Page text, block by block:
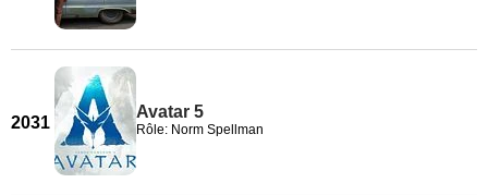
2031
Avatar 5
Rôle: Norm Spellman